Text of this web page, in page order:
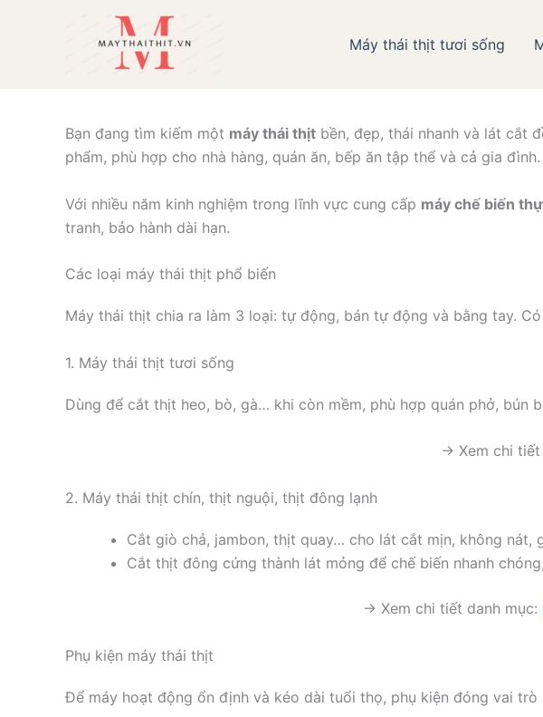
Máy thái thịt tươi sống
Giới thiệu các loại Máy thái
Bạn đang tìm kiếm một máy thái thịt bền, đẹp, thái nhanh và lát cắt
phẩm, phù hợp cho nhà hàng, quán ăn, bếp ăn tập thể và cả gia đình.
Với nhiều năm kinh nghiệm trong lĩnh vực cung cấp máy chế biến
tranh, bảo hành dài hạn.
Các loại máy thái thịt phổ biến
Máy thái thịt chia ra làm 3 loại: tự động, bán tự động và bằng tay.
1. Máy thái thịt tươi sống
Dùng để cắt thịt heo, bò, gà… khi còn mềm, phù hợp quán phở, bún
→ Xem chi tiết
2. Máy thái thịt chín, thịt nguội, thịt đông lạnh
Cắt giò chả, jambon, thịt quay… cho lát cắt mịn, không nát,
Cắt thịt đông cứng thành lát mỏng để chế biến nhanh
→ Xem chi tiết danh mục:
Phụ kiện máy thái thịt
Để máy hoạt động ổn định và kéo dài tuổi thọ, phụ kiện đóng vai